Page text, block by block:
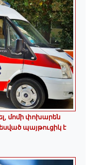
մոմի փոխարեն
պայթուցիկ է